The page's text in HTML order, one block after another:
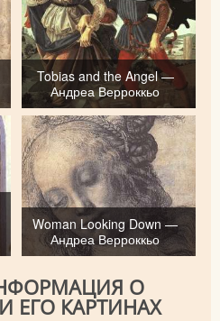
Tobias and the Angel —
Андреа Верроккьо
Woman Looking Down —
Андреа Верроккьо
О
ЕГО КАРТИНАХ